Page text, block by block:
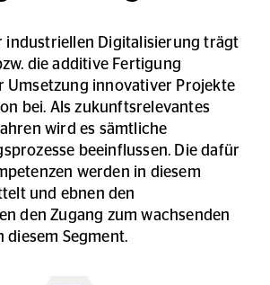
industriellen Digitalisierung trägt
die additive Fertigung
Umsetzung innovativer Projekte
bei. Als zukunftsrelevantes
wird es sämtliche
beeinflussen. Die dafür
werden in diesem
und ebnen den
den Zugang zum wachsenden
Segment.